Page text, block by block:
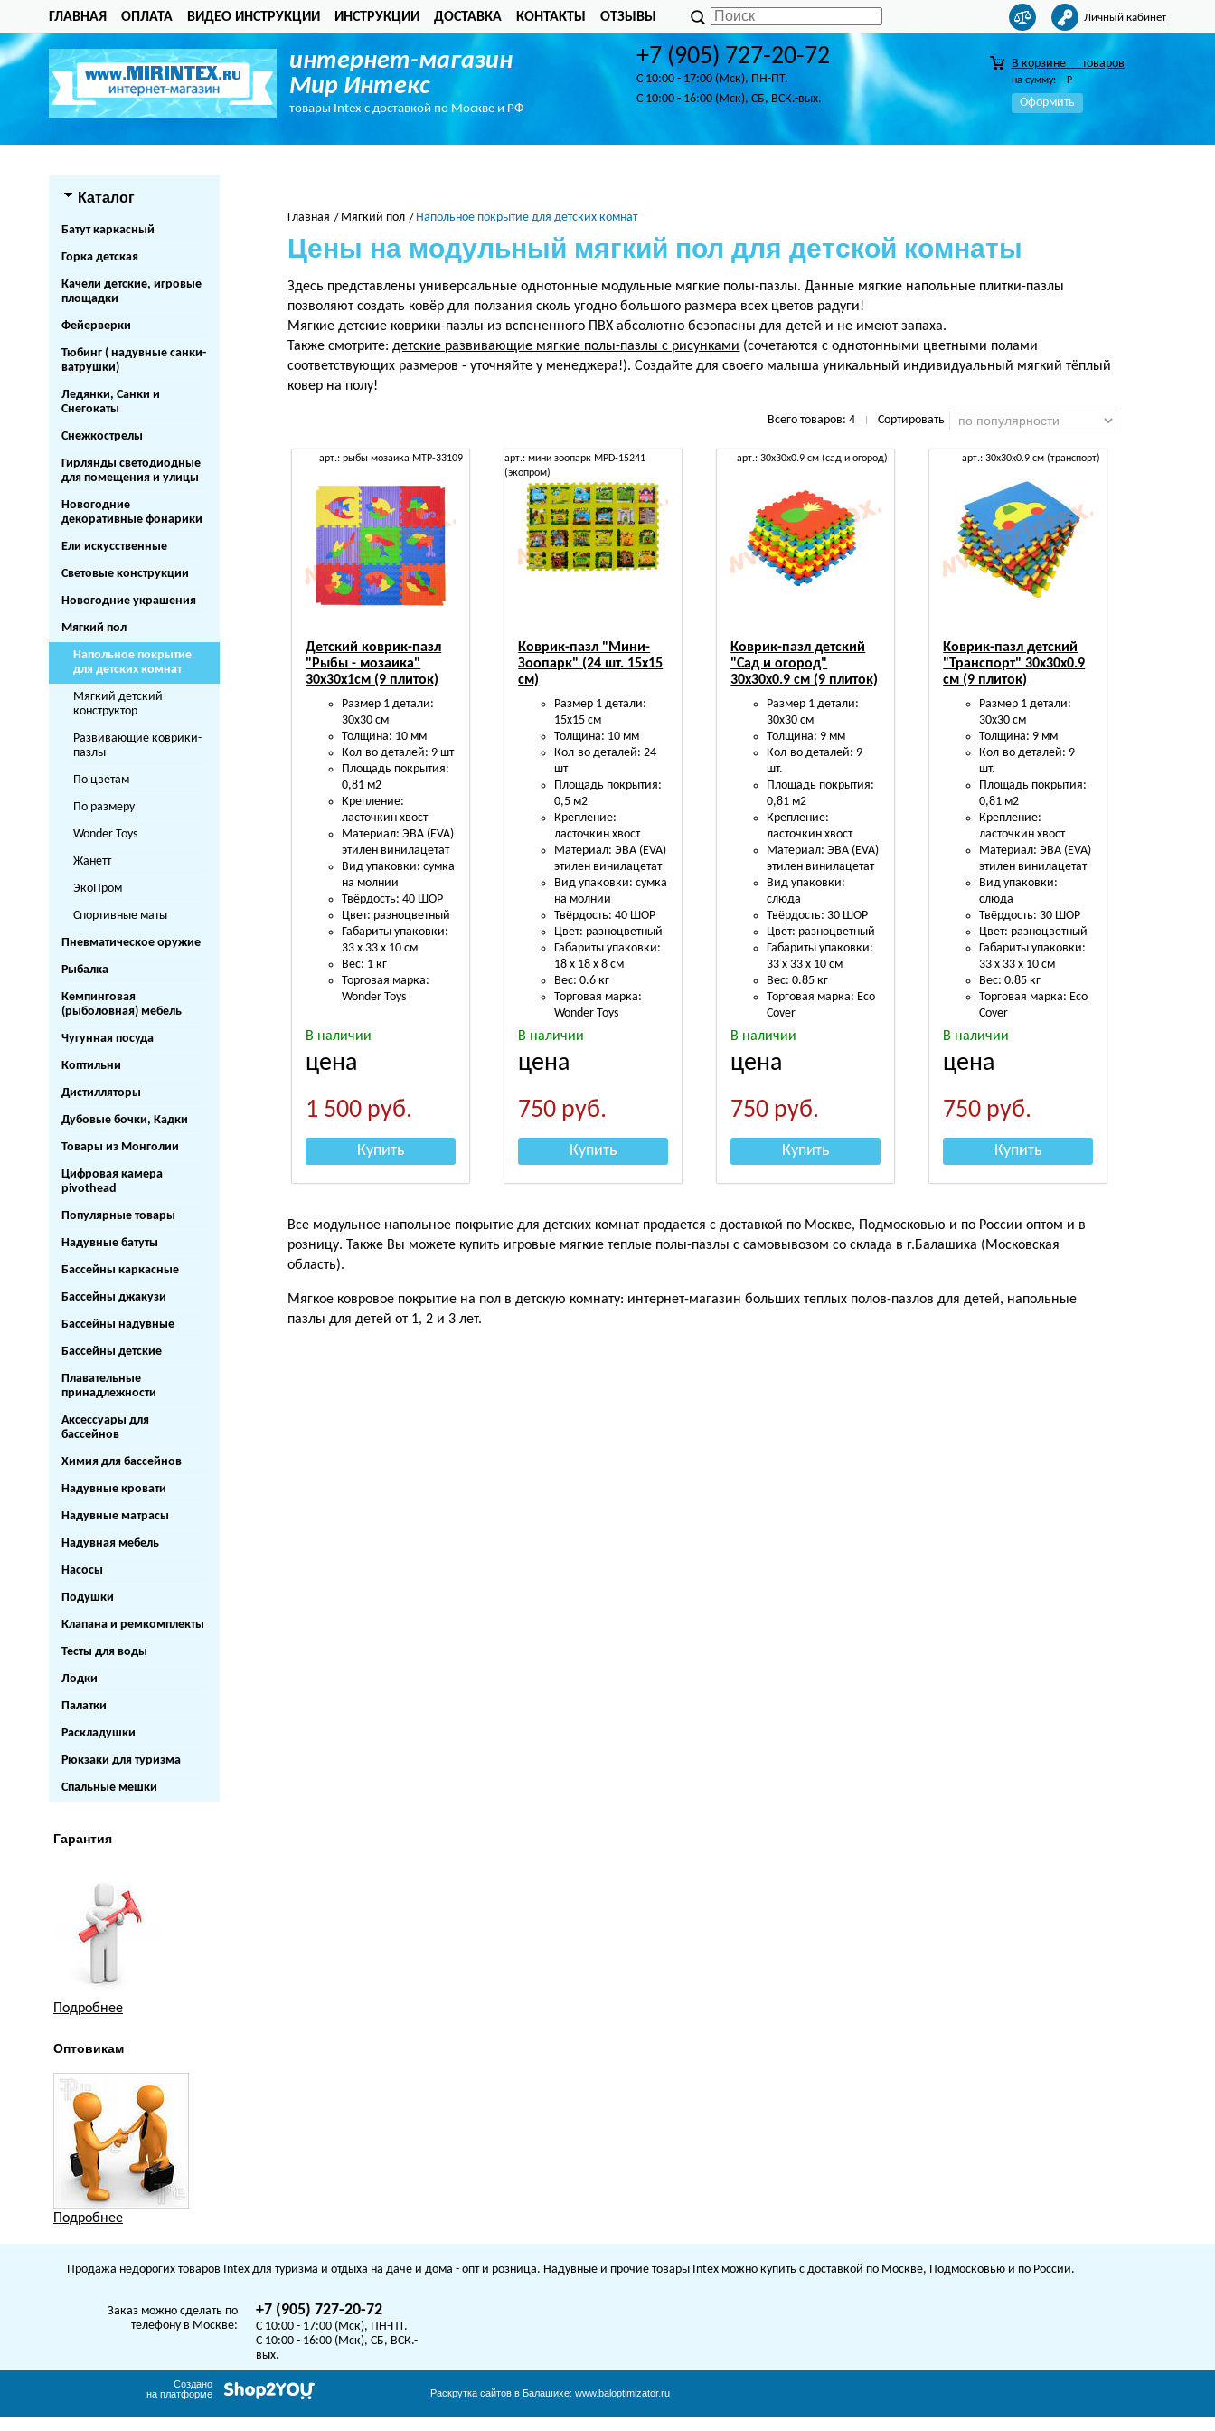
ГЛАВНАЯ ОПЛАТА ВИДЕО ИНСТРУКЦИИ ИНСТРУКЦИИ ДОСТАВКА КОНТАКТЫ ОТЗЫВЫ Личный кабинет
интернет-магазин
Мир Интекс
товары Intex с доставкой по Москве и РФ
+7 (905) 727-20-72
C 10:00 - 17:00 (Мск), ПН-ПТ.
C 10:00 - 16:00 (Мск), СБ, ВСК.-вых.
В корзине товаров
на сумму: Р
Оформить
Каталог
Батут каркасный
Горка детская
Качели детские, игровые
площадки
Фейерверки
Тюбинг ( надувные санки-
ватрушки)
Ледянки, Санки и
Снегокаты
Снежкострелы
Гирлянды светодиодные
для помещения и улицы
Новогодние
декоративные фонарики
Ели искусственные
Световые конструкции
Новогодние украшения
Мягкий пол
Напольное покрытие
для детских комнат
Мягкий детский
конструктор
Развивающие коврики-
пазлы
По цветам
По размеру
Wonder Toys
Жанетт
ЭкоПром
Спортивные маты
Пневматическое оружие
Рыбалка
Кемпинговая
(рыболовная) мебель
Чугунная посуда
Коптильни
Дистилляторы
Дубовые бочки, Кадки
Товары из Монголии
Цифровая камера
pivothead
Популярные товары
Надувные батуты
Бассейны каркасные
Бассейны джакузи
Бассейны надувные
Бассейны детские
Плавательные
принадлежности
Аксессуары для
бассейнов
Химия для бассейнов
Надувные кровати
Надувные матрасы
Надувная мебель
Насосы
Подушки
Клапана и ремкомплекты
Тесты для воды
Лодки
Палатки
Раскладушки
Рюкзаки для туризма
Спальные мешки
Гарантия
Подробнее
Оптовикам
Подробнее
Главная Мягкий пол Напольное покрытие для детских комнат
Цены на модульный мягкий пол для детской комнаты
Здесь представлены универсальные однотонные модульные мягкие полы-пазлы. Данные мягкие напольные плитки-пазлы
позволяют создать ковёр для ползания сколь угодно большого размера всех цветов радуги!
Мягкие детские коврики-пазлы из вспененного ПВХ абсолютно безопасны для детей и не имеют запаха.
Также смотрите:детские развивающие мягкие полы-пазлы с рисунками (сочетаются с однотонными цветными полами
соответствующих размеров - уточняйте у менеджера!). Создайте для своего малыша уникальный индивидуальный мягкий тёплый
ковер на полу!
Всего товаров: 4 Сортировать
арт.: рыбы мозаика MTP-33109
Детский коврик-пазл
"Рыбы - мозаика"
30х30х1см (9 плиток)
Размер 1 детали:
30х30 см
Толщина: 10 мм
Кол-во деталей: 9 шт
Площадь покрытия:
0,81 м2
Крепление:
ласточкин хвост
Материал: ЭВА (EVA)
этилен винилацетат
Вид упаковки: сумка
на молнии
Твёрдость: 40 ШОР
Цвет: разноцветный
Габариты упаковки:
33 х 33 х 10 см
Вес: 1 кг
Торговая марка:
Wonder Toys
В наличии
цена
1 500 руб.
Купить
арт.: мини зоопарк MPD-15241
(экопром)
Коврик-пазл "Мини-
Зоопарк" (24 шт. 15х15
см)
Размер 1 детали:
15х15 см
Толщина: 10 мм
Кол-во деталей: 24
шт
Площадь покрытия:
0,5 м2
Крепление:
ласточкин хвост
Материал: ЭВА (EVA)
этилен винилацетат
Вид упаковки: сумка
на молнии
Твёрдость: 40 ШОР
Цвет: разноцветный
Габариты упаковки:
18 х 18 х 8 см
Вес: 0.6 кг
Торговая марка:
Wonder Toys
В наличии
цена
750 руб.
Купить
арт.: 30х30х0.9 см (сад и огород)
Коврик-пазл детский
"Сад и огород"
30х30х0.9 см (9 плиток)
Размер 1 детали:
30х30 см
Толщина: 9 мм
Кол-во деталей: 9
шт.
Площадь покрытия:
0,81 м2
Крепление:
ласточкин хвост
Материал: ЭВА (EVA)
этилен винилацетат
Вид упаковки:
слюда
Твёрдость: 30 ШОР
Цвет: разноцветный
Габариты упаковки:
33 х 33 х 10 см
Вес: 0.85 кг
Торговая марка: Eco
Cover
В наличии
цена
750 руб.
Купить
арт.: 30х30х0.9 см (транспорт)
Коврик-пазл детский
"Транспорт" 30х30х0.9
см (9 плиток)
Размер 1 детали:
30х30 см
Толщина: 9 мм
Кол-во деталей: 9
шт.
Площадь покрытия:
0,81 м2
Крепление:
ласточкин хвост
Материал: ЭВА (EVA)
этилен винилацетат
Вид упаковки:
слюда
Твёрдость: 30 ШОР
Цвет: разноцветный
Габариты упаковки:
33 х 33 х 10 см
Вес: 0.85 кг
Торговая марка: Eco
Cover
В наличии
цена
750 руб.
Купить
Все модульное напольное покрытие для детских комнат продается с доставкой по Москве, Подмосковью и по России оптом и в
розницу. Также Вы можете купить игровые мягкие теплые полы-пазлы с самовывозом со склада в г.Балашиха (Московская
область).
Мягкое ковровое покрытие на пол в детскую комнату: интернет-магазин больших теплых полов-пазлов для детей, напольные
пазлы для детей от 1, 2 и 3 лет.
Продажа недорогих товаров Intex для туризма и отдыха на даче и дома - опт и розница. Надувные и прочие товары Intex можно купить с доставкой по Москве, Подмосковью и по России.
Заказ можно сделать по
телефону в Москве:
+7 (905) 727-20-72
C 10:00 - 17:00 (Мск), ПН-ПТ.
C 10:00 - 16:00 (Мск), СБ, ВСК.-
вых.
Создано
на платформе
Раскрутка сайтов в Балашихе: www.baloptimizator.ru